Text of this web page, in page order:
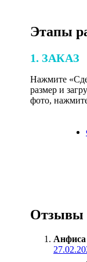
Этапы
1. ЗАКАЗ
Нажмите
размер и
фото,
Отзывы